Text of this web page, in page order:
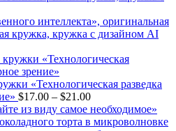
интеллекта», оригинальная
кружка, кружка с дизайном AI
«Технологическая разведка
$17.00 – $21.00Price
range:
$17.00